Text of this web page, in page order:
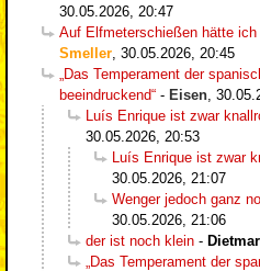
30.05.2026, 20:47
Auf Elfmeterschießen hätte
Smeller 30.05.2026, 20:45
„Das Temperament der
beeindruckend“ - Eisen
Luís Enrique ist zwar
30.05.2026, 20:53
Luís Enrique ist zwar
30.05.2026, 21:07
Wenger jedoch ganz
30.05.2026, 21:06
der ist noch klein -
„Das Temperament der